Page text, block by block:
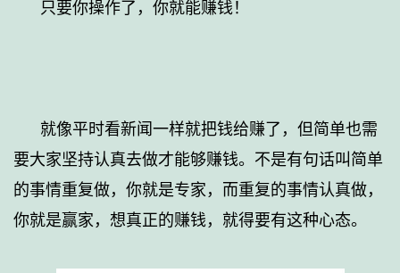
只要你操作了，你就能赚钱！
就像平时看新闻一样就把钱给赚了，但简单也需
要大家坚持认真去做才能够赚钱。不是有句话叫简单
的事情重复做，你就是专家，而重复的事情认真做，
你就是赢家，想真正的赚钱，就得要有这种心态。